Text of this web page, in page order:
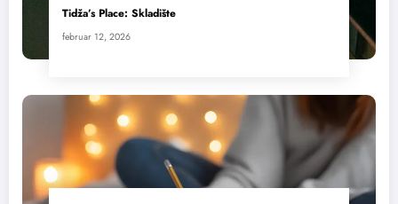
Tidža’s Place: Skladište
februar 12, 2026